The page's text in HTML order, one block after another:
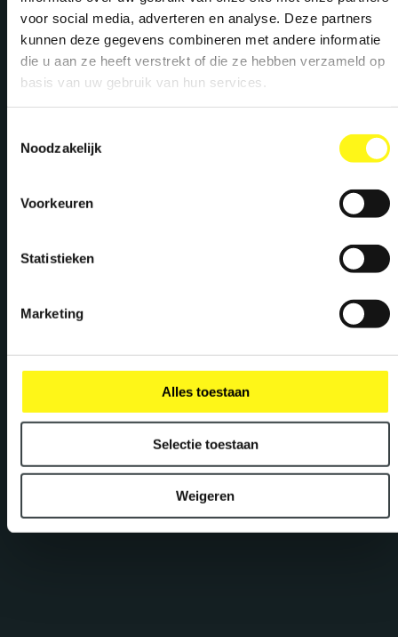
voor social media, adverteren en analyse. Deze partners
kunnen deze gegevens combineren met andere informatie
die u aan ze heeft verstrekt of die ze hebben verzameld op
basis van uw gebruik van hun services.
Noodzakelijk
Voorkeuren
Statistieken
Marketing
Alles toestaan
Selectie toestaan
Weigeren
Brand Positioning
Media
Earned Media